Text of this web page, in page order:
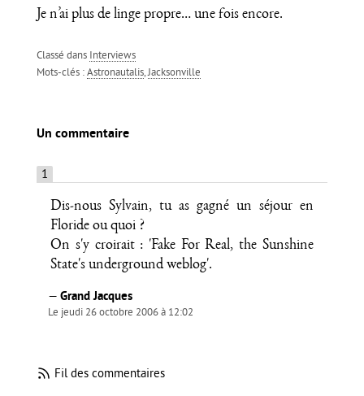
Je n’ai plus de linge propre… une fois encore.
Classé dans Interviews
Mots-clés : Astronautalis, Jacksonville
un commentaire
1
Dis-nous Sylvain, tu as gagné un séjour en
Floride ou quoi ?
On s'y croirait : 'Fake For Real, the Sunshine
State's underground weblog'.
—Grand Jacques
Le jeudi 26 octobre 2006 à 12:02
Fil des commentaires